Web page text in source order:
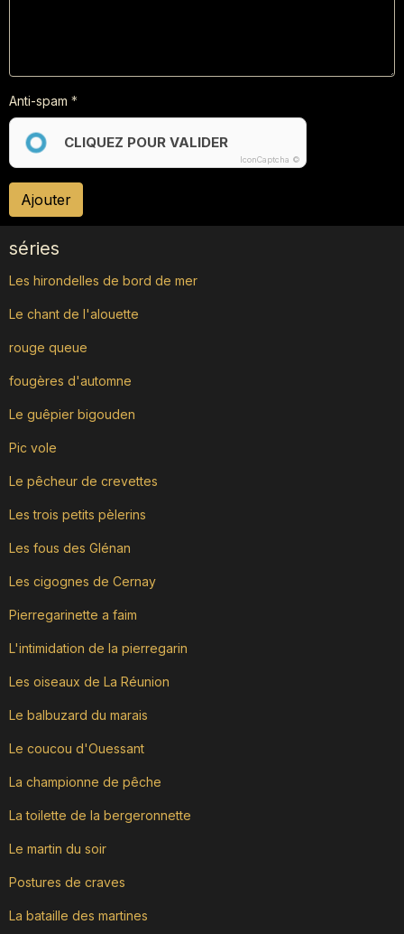
Anti-spam
CLIQUEZ POUR VALIDER
IconCaptcha ©
Ajouter
séries
Les hirondelles de bord de mer
Le chant de l'alouette
rouge queue
fougères d'automne
Le guêpier bigouden
Pic vole
Le pêcheur de crevettes
Les trois petits pèlerins
Les fous des Glénan
Les cigognes de Cernay
Pierregarinette a faim
L'intimidation de la pierregarin
Les oiseaux de La Réunion
Le balbuzard du marais
Le coucou d'Ouessant
La championne de pêche
La toilette de la bergeronnette
Le martin du soir
Postures de craves
La bataille des martines